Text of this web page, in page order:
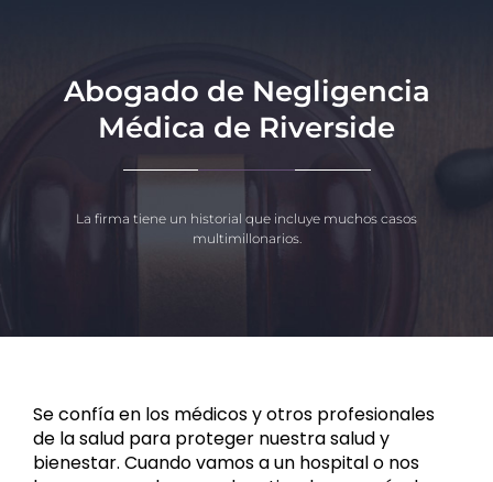
Abogado de Negligencia
Médica de Riverside
La firma tiene un historial que incluye muchos casos
multimillonarios.
Se confía en los médicos y otros profesionales
de la salud para proteger nuestra salud y
bienestar. Cuando vamos a un hospital o nos